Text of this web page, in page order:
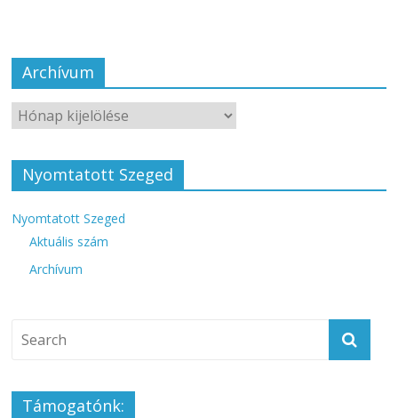
Archívum
Nyomtatott Szeged
Nyomtatott Szeged
Aktuális szám
Archívum
Támogatónk: